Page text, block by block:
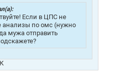
Если в ЦПС не
анализы по омс (нужно
мужа отправить